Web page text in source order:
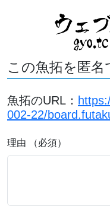
この魚拓を匿名
魚拓のURL：
002-22/
理由 （必須）